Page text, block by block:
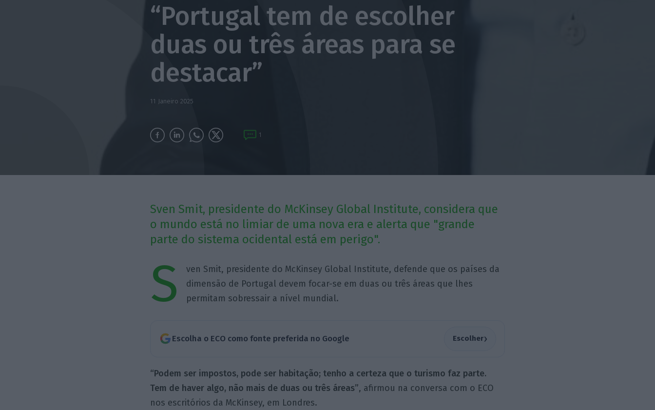
“Portugal tem de escolher
duas ou três áreas para se
destacar”
11 Janeiro 2025
1
Sven Smit, presidente do McKinsey Global Institute, considera que
o mundo está no limiar de uma nova era e alerta que "grande
parte do sistema ocidental está em perigo".
S
ven Smit, presidente do McKinsey Global Institute, defende que os países da
dimensão de Portugal devem focar-se em duas ou três áreas que lhes
permitam sobressair a nível mundial.
Escolha o ECO como fonte preferida no Google Escolher›
“Podem ser impostos, pode ser habitação; tenho a certeza que o turismo faz parte.
Tem de haver algo, não mais de duas ou três áreas”, afirmou na conversa com o ECO
nos escritórios da McKinsey, em Londres.